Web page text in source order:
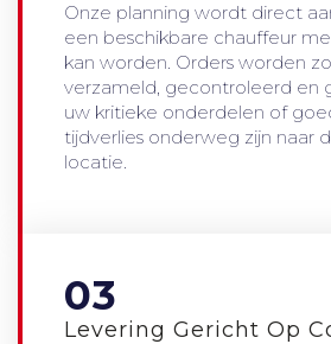
Onze planning wordt direct
een beschikbare chauffeur
kan worden. Orders worden
verzameld, gecontroleerd en
uw kritieke onderdelen of
tijdverlies onderweg zijn naar
locatie.
03
Levering Gericht Op